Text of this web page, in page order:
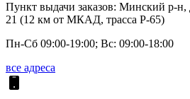
Пункт выдачи заказов: Минский р-н,
21 (12 км от МКАД, трасса P-65)
Пн-Сб 09:00-19:00; Вс: 09:00-18:00
все адреса